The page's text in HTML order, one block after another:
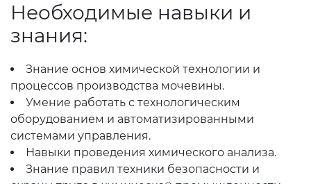
Необходимые навыки и
знания:
Знание основ химической технологии и
процессов производства мочевины.
Умение работать с технологическим
оборудованием и автоматизированными
системами управления.
Навыки проведения химического анализа.
Знание правил техники безопасности и